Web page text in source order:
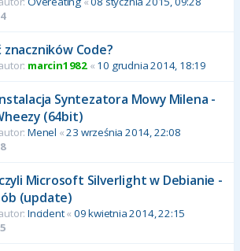
4
znaczników Code?
marcin1982 « 10 grudnia 2014, 18:19
Syntezatora Mowy Milena -
(64bit)
Menel «23 września 2014, 22:08
8
Microsoft Silverlight w Debianie -
(update)
Incident« 09 kwietnia 2014, 22:15
5